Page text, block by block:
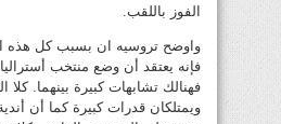
الفوز باللقب.
واوضح تروسيه ان بسبب كل هذه
فإنه يعتقد أن وضع منتخب أستراليا
فهنالك تشابهات كبيرة بينهما. كلا
ويمتلكان قدرات كبيرة كما أن